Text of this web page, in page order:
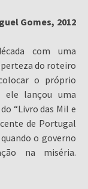
Gomes, 2012
com uma
do roteiro
o próprio
ele lançou uma
“Livro das Mil e
de Portugal
o governo
na miséria.